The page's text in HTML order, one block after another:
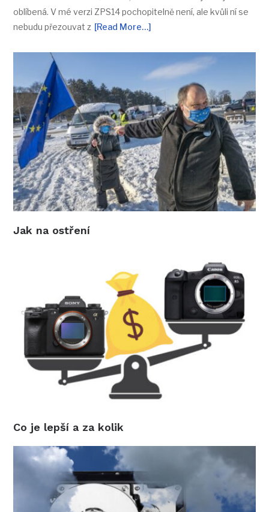
oblíbená. V mé verzi ZPS14 pochopitelně není, ale kvůli ní se
nebudu přezouvat z [Read More…]
Jak na ostření
Co je lepší a za kolik